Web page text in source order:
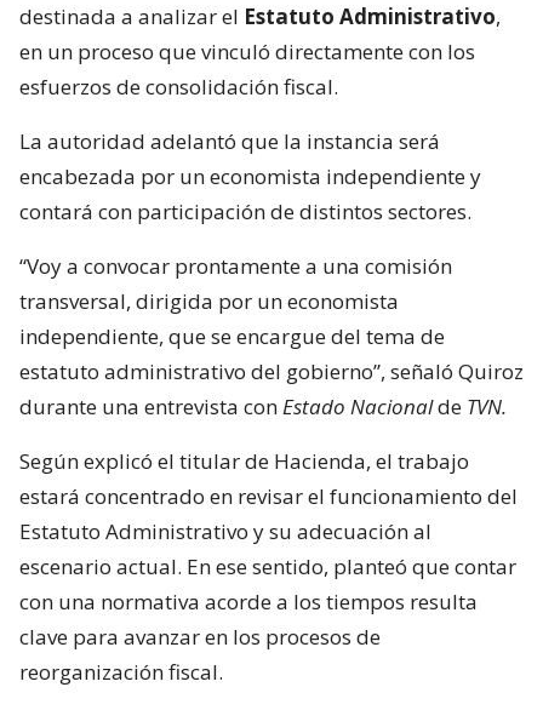
destinada a analizar el Estatuto Administrativo,
en un proceso que vinculó directamente con los
esfuerzos de consolidación fiscal.
La autoridad adelantó que la instancia será
encabezada por un economista independiente y
contará con participación de distintos sectores.
“Voy a convocar prontamente a una comisión
transversal, dirigida por un economista
independiente, que se encargue del tema de
estatuto administrativo del gobierno”, señaló Quiroz
durante una entrevista con Estado Nacionalde TVN.
Según explicó el titular de Hacienda, el trabajo
estará concentrado en revisar el funcionamiento del
Estatuto Administrativo y su adecuación al
escenario actual. En ese sentido, planteó que contar
con una normativa acorde a los tiempos resulta
clave para avanzar en los procesos de
reorganización fiscal.